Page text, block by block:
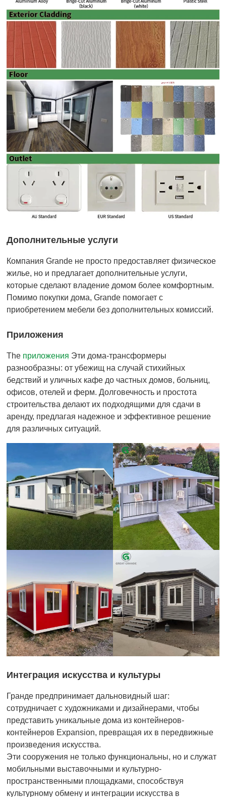
Дополнительные услуги
Компания Grande не просто предоставляет физическое
жилье, но и предлагает дополнительные услуги,
которые сделают владение домом более комфортным.
Помимо покупки дома, Grande помогает с
приобретением мебели без дополнительных комиссий.
Приложения
The приложения Эти дома-трансформеры
разнообразны: от убежищ на случай стихийных
бедствий и уличных кафе до частных домов, больниц,
офисов, отелей и ферм. Долговечность и простота
строительства делают их подходящими для сдачи в
аренду, предлагая надежное и эффективное решение
для различных ситуаций.
Интеграция искусства и культуры
Гранде предпринимает дальновидный шаг:
сотрудничает с художниками и дизайнерами, чтобы
представить уникальные дома из контейнеров-
контейнеров Expansion, превращая их в передвижные
произведения искусства.
Эти сооружения не только функциональны, но и служат
мобильными выставочными и культурно-
пространственными площадками, способствуя
культурному обмену и интеграции искусства в